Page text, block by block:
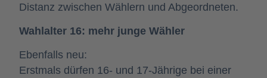
Distanz zwischen Wählern und Abgeordneten.
Wahlalter 16: mehr junge Wähler
Ebenfalls neu:
Erstmals dürfen 16- und 17-Jährige bei einer